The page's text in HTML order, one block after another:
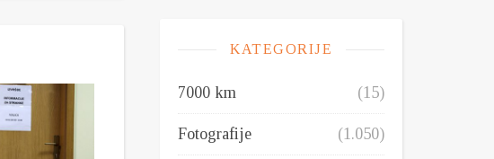
KATEGORIJE
7000 km (15)
Fotografije (1.050)